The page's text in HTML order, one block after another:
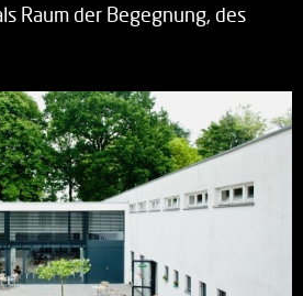
Raum der Begegnung, des